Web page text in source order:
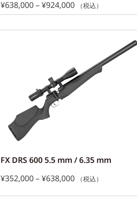
¥638,000–¥924,000 （税込）
FX DRS 600 5.5 mm / 6.35 mm
¥352,000–¥638,000 （税込）